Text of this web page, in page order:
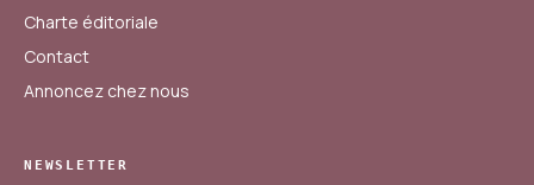
Charte éditoriale
Contact
Annoncez chez nous
NEWSLETTER